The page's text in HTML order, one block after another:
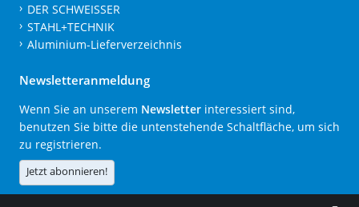
DER SCHWEISSER
STAHL+TECHNIK
Aluminium-Lieferverzeichnis
Newsletteranmeldung
Wenn Sie an unserem Newsletter interessiert sind,
benutzen Sie bitte die untenstehende Schaltfläche, um sich
zu registrieren.
Jetzt abonnieren!